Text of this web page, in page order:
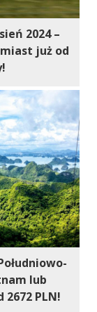
2024 –
już od
lub
PLN!